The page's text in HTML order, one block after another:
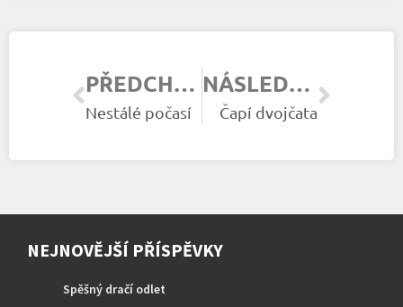
PŘEDCHOZÍ ČLÁNEK
Nestálé počasí
NÁSLEDUJÍCÍ ČLÁNEK
Čapí dvojčata
NEJNOVĚJŠÍ PŘÍSPĚVKY
Spěšný dračí odlet